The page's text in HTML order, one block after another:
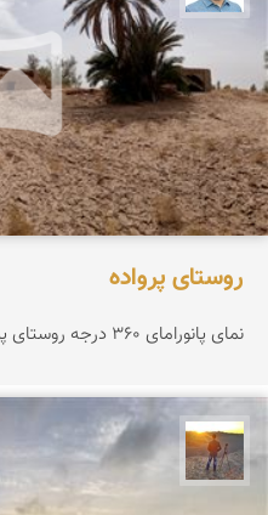
روستای پرواده
نمای پانورامای ۳۶۰ درجه روستای پرواده، خراسان جنوبی
مهدی مخلصیان